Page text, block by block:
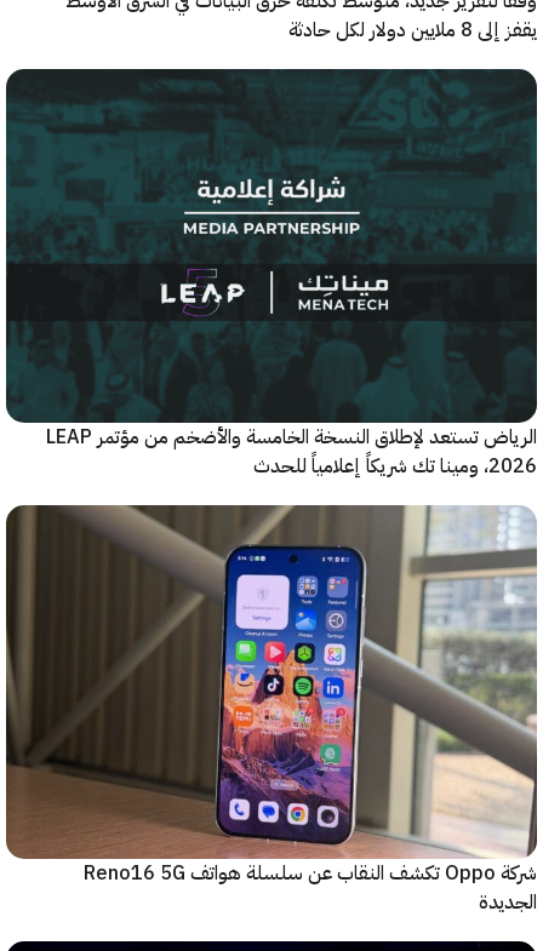
لكل حادثة
الرياض تستعد لإطلاق النسخة الخامسة والأضخم من مؤتمر LEAP
للحدث
شركة Oppo تكشف النقاب عن سلسلة هواتف Reno16 5G